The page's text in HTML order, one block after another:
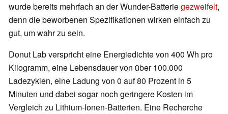
wurde bereits mehrfach an der Wunder-Batteriegezweifelt,
denn die beworbenen Spezifikationen wirken einfach zu
gut, um wahr zu sein.
Donut Lab verspricht eine Energiedichte von 400 Wh pro
Kilogramm, eine Lebensdauer von über 100.000
Ladezyklen, eine Ladung von 0 auf 80 Prozent in 5
Minuten und dabei sogar noch geringere Kosten im
Vergleich zu Lithium-Ionen-Batterien. Eine Recherche